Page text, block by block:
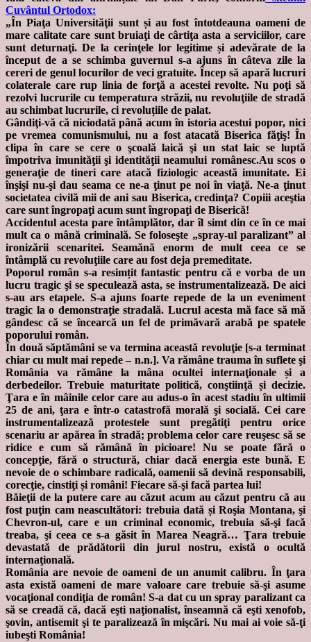
Cuvântul Ortodox:
„În Piaţa Universităţii sunt și au fost întotdeauna oameni de
mare calitate care sunt bruiaţi de cârtiţa asta a serviciilor, care
sunt deturnaţi. De la cerinţele lor legitime și adevărate de la
început de a se schimba guvernul s-a ajuns în câteva zile la
cereri de genul locurilor de veci gratuite. Încep să apară lucruri
colaterale care rup linia de forţă a acestei revolte. Nu poţi să
rezolvi lucrurile cu temperatura străzii, nu revoluţiile de stradă
au schimbat lucrurile, ci revoluțiile de palat.
Gândiţi-vă că niciodată până acum în istoria acestui popor, nici
pe vremea comunismului, nu a fost atacată Biserica făţiş! În
clipa în care se cere o şcoală laică şi un stat laic se luptă
împotriva imunităţii şi identităţii neamului românesc.Au scos o
generaţie de tineri care atacă fiziologic această imunitate. Ei
înşişi nu-şi dau seama ce ne-a ţinut pe noi în viaţă. Ne-a ţinut
societatea civilă mii de ani sau Biserica, credinţa? Copiii aceştia
care sunt îngropaţi acum sunt îngropaţi de Biserică!
Accidentul acesta pare întâmplător, dar îl simt din ce în ce mai
mult ca o mână criminală. Se foloseşte „spray-ul paralizant” al
ironizării scenaritei. Seamănă enorm de mult ceea ce se
întâmplă cu revoluţiile care au fost deja premeditate.
Poporul român s-a resimțit fantastic pentru că e vorba de un
lucru tragic şi se speculează asta, se instrumentalizează. De aici
s-au ars etapele. S-a ajuns foarte repede de la un eveniment
tragic la o demonstraţie stradală. Lucrul acesta mă face să mă
gândesc că se încearcă un fel de primăvară arabă pe spatele
poporului român.
În două săptămâni se va termina această revoluţie [s-a terminat
chiar cu mult mai repede – n.n.]. Va rămâne trauma în suflete şi
România va rămâne la mâna ocultei internaţionale și a
derbedeilor. Trebuie maturitate politică, conştiinţă și decizie.
Ţara e în mâinile celor care au adus-o în acest stadiu în ultimii
25 de ani, ţara e într-o catastrofă morală şi socială. Cei care
instrumentalizează protestele sunt pregătiţi pentru orice
scenariu ar apărea în stradă; problema celor care reuşesc să se
ridice e cum să rămână în picioare! Nu se poate fără o
concepţie, fără o structură, chiar dacă energia este bună. E
nevoie de o schimbare radicală, oamenii să devină responsabili,
corecţie, cinstiţi și români! Fiecare să-şi facă partea lui!
Băieţii de la putere care au căzut acum au căzut pentru că au
fost puţin cam neascultători: trebuia dată și Roşia Montana, şi
Chevron-ul, care e un criminal economic, trebuia să-şi facă
treaba, şi ceea ce s-a găsit în Marea Neagră… Ţara trebuie
devastată de prădătorii din jurul nostru, există o ocultă
internaţională.
România are nevoie de oameni de un anumit calibru. În ţara
asta există oameni de mare valoare care trebuie să-şi asume
vocaţional condiţia de român! S-a dat cu un spray paralizant ca
să se creadă că, dacă eşti naţionalist, înseamnă că eşti xenofob,
şovin, antisemit şi te paralizează în mişcări. Nu mai ai voie să-ţi
iubeşti România!